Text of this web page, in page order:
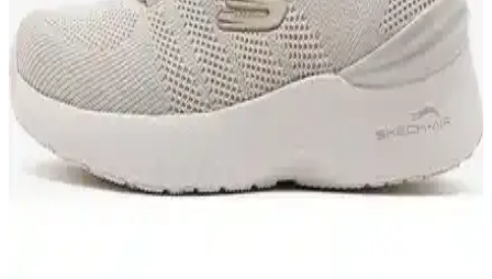
Bakacstore Kadın Siyah Deri Sivri Burun Topuklu
Ayakkabı - Günlük ve İş Kullanımı İçin Şık Tasarım
Bakacstore'un siyah deri kadın ayakkabısı, sivri burun ve kısa topuk
tasarımıyla şıklık ve rahatlığı bir arada sunar. Günlük ve iş
ortamlarına uygun, sürdürülebilir ve konforlu seçenekler içerir.
Muggo Kadın Günlük Topuklu ve Kısa Topuklu
Ayakkabı Karşılaştırması